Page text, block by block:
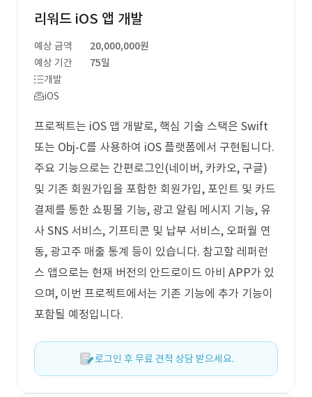
리워드 iOS 앱 개발
예상 금액
20,000,000원
예상 기간
75일
개발
iOS
프로젝트는 iOS 앱 개발로, 핵심 기술 스택은 Swift
또는 Obj-C를 사용하여 iOS 플랫폼에서 구현됩니다.
주요 기능으로는 간편로그인(네이버, 카카오, 구글)
및 기존 회원가입을 포함한 회원가입, 포인트 및 카드
결제를 통한 쇼핑몰 기능, 광고 알림 메시지 기능, 유
사 SNS 서비스, 기프티콘 및 납부 서비스, 오퍼월 연
동, 광고주 매출 통계 등이 있습니다. 참고할 레퍼런
스 앱으로는 현재 버전의 안드로이드 아비 APP가 있
으며, 이번 프로젝트에서는 기존 기능에 추가 기능이
포함될 예정입니다.
로그인 후 무료 견적 상담 받으세요.